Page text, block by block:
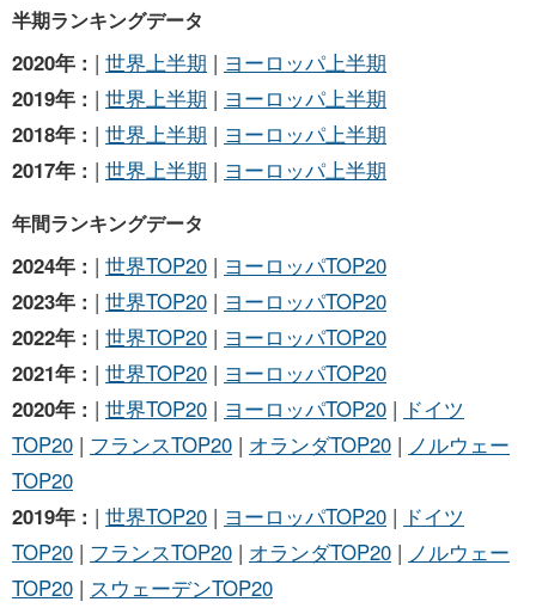
半期ランキングデータ
2020年 : | 世界上半期 | ヨーロッパ上半期
2019年 : | 世界上半期 | ヨーロッパ上半期
2018年 : | 世界上半期 | ヨーロッパ上半期
2017年 : | 世界上半期 | ヨーロッパ上半期
年間ランキングデータ
2024年 : | 世界TOP20 | ヨーロッパTOP20
2023年 : | 世界TOP20 | ヨーロッパTOP20
2022年 : | 世界TOP20 | ヨーロッパTOP20
2021年 : | 世界TOP20 | ヨーロッパTOP20
2020年 : | 世界TOP20 | ヨーロッパTOP20 | ドイツ
TOP20 | フランスTOP20 | オランダTOP20 | ノルウェー
TOP20
2019年 : | 世界TOP20 | ヨーロッパTOP20 | ドイツ
TOP20 | フランスTOP20 | オランダTOP20 | ノルウェー
TOP20 | スウェーデンTOP20